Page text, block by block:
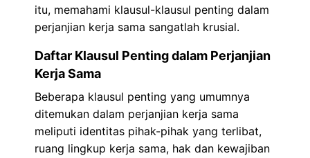
itu, memahami klausul-klausul penting dalam
perjanjian kerja sama sangatlah krusial.
Daftar Klausul Penting dalam Perjanjian
Kerja Sama
Beberapa klausul penting yang umumnya
ditemukan dalam perjanjian kerja sama
meliputi identitas pihak-pihak yang terlibat,
ruang lingkup kerja sama, hak dan kewajiban